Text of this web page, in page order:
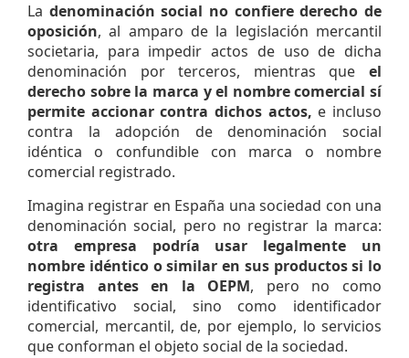
La denominación social no confiere derecho de
oposición, al amparo de la legislación mercantil
societaria, para impedir actos de uso de dicha
denominación por terceros, mientras que el
derecho sobre la marca y el nombre comercial sí
permite accionar contra dichos actos, e incluso
contra la adopción de denominación social
idéntica o confundible con marca o nombre
comercial registrado.
Imagina registrar en España una sociedad con una
denominación social, pero no registrar la marca:
otra empresa podría usar legalmente un
nombre idéntico o similar en sus productos si lo
registra antes en la OEPM, pero no como
identificativo social, sino como identificador
comercial, mercantil, de, por ejemplo, lo servicios
que conforman el objeto social de la sociedad.